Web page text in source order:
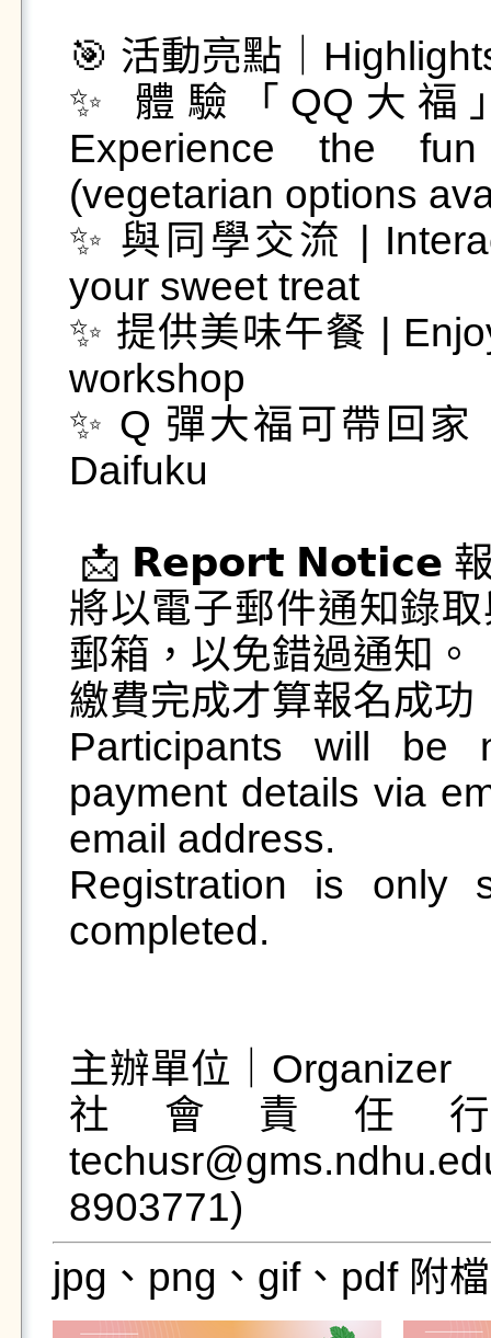
🎯 活動亮點｜
✨ 體驗「QQ大
Experience the
(vegetarian options
✨ 與同學交流 |
your sweet treat
✨ 提供美味午餐 |
workshop
✨ Q 彈大福可帶回家
Daifuku
將以電子郵件通知錄
郵箱，以免錯過通知。
繳費完成才算報名成功
Participants will be
payment details via
email address.
Registration is only
completed.
主辦單位｜Organizer
社會責任
8903771)
jpg、png、gif、pdf 附